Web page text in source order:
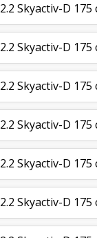
2.2 Skyactiv-D
2.2 Skyactiv-D 175
2.2 Skyactiv-D
2.2 Skyactiv-D
2.2 Skyactiv-D
2.2 Skyactiv-D 175